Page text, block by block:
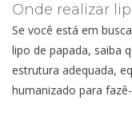
Onde realizar
Se você está em
lipo de papada, saiba
estrutura adequada,
humanizado para